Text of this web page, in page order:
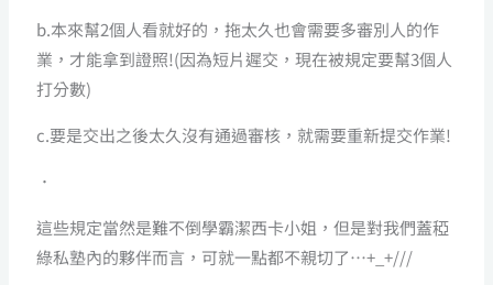
b.本來幫2個人看就好的，拖太久也會需要多審別人的作
業，才能拿到證照!(因為短片遲交，現在被規定要幫3個人
打分數)
c.要是交出之後太久沒有通過審核，就需要重新提交作業!
．
這些規定當然是難不倒學霸潔西卡小姐，但是對我們蓋稏
綠私塾內的夥伴而言，可就一點都不親切了…+_+///